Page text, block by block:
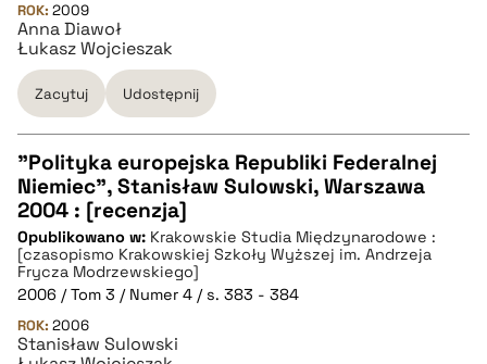
BIBTEX
pobierz cytat
ROK: 2009
Anna Diawoł
Łukasz Wojcieszak
Zacytuj Udostępnij
CZYSTY TEKST
pobierz cytat
BIBTEX
"Polityka europejska Republiki Federalnej
Niemiec", Stanisław Sulowski, Warszawa
2004 : [recenzja]
Opublikowano w: Krakowskie Studia Międzynarodowe :
[czasopismo Krakowskiej Szkoły Wyższej im. Andrzeja
Frycza Modrzewskiego]
2006 / Tom 3 / Numer 4 / s. 383 - 384
ROK: 2006
Stanisław Sulowski